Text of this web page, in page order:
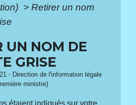
> Retirer un nom
UN NOM DE
GRISE
- Direction de l'information légale
ministre)
étaient indiqués sur votre